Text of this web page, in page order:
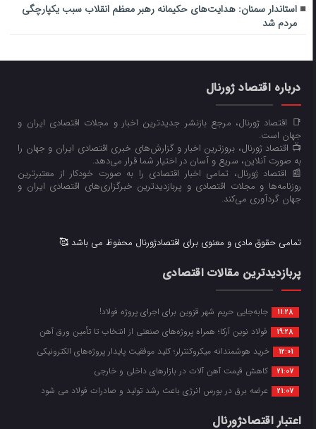
استاندار سمنان: هدایت‌های حکیمانه رهبر معظم انقلاب سبب یکپارچگی
مردم شد
درباره اقتصاد ژورنال
📑 اقتصاد ژورنال، مرجع بازنشر جدیدترین اخبار و مجلات اقتصادی ایران و
جهان است.
📺 اقتصاد ژورنال، بروزترین اخبار و گزارش‌های خبری اقتصادی ایران و جهان را
به صورت آنلاین، سریع و آسان در اختیار شما قرار می‌‌دهد.
📰 اقتصاد ژورنال، تمامی اخبار اقتصادی را به صورت خودکار از معتبرترین
روزنامه‌ها و مجلات اقتصادی و پربازدیدترین خبرگزاری‌های اقتصادی ایران و
جهان گردآوری می‌کند.
تمامی حقوق مادی و معنوی برای اقتصادژورنال محفوظ می باشد 🥰
پربازدیدترین مقالات اقتصادی
11:28 جابه‌جایی حریم شهر قزوین برای اجرای پروژه فولاد!
19:28 فولاد نوین آرکا؛ همراه پروژه‌های صنعتی از انتخاب تا تأمین ورق آهن
12:01 خرید هوشمندانه میکروکنترلر؛ کلید موفقیت پایدار پروژه‌های الکترونیکی
21:07 کاهش قیمت آهن آلات در بازارهای داخلی و خارجی
21:07 عرضه برق در بورس انرژی باعث رشد تولید و صادرات فولاد می شود
اعتبار اقتصادژورنال